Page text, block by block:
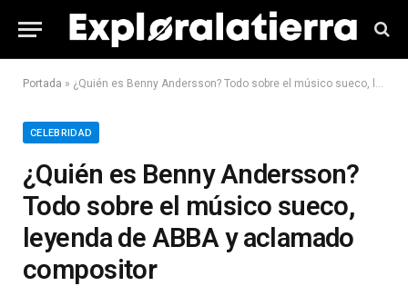
Portada » ¿Quién es Benny Andersson? Todo sobre el músico sueco, leyenda de ABBA y aclamado compositor
CELEBRIDAD
¿Quién es Benny Andersson?
Todo sobre el músico sueco,
leyenda de ABBA y aclamado
compositor